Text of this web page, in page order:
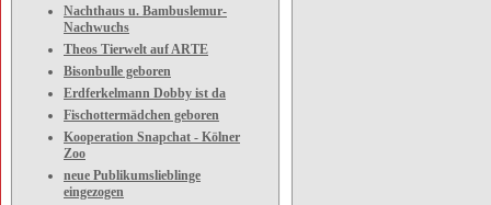
Nachthaus u. Bambuslemur-
Nachwuchs
Theos Tierwelt auf ARTE
Bisonbulle geboren
Erdferkelmann Dobby ist da
Fischottermädchen geboren
Kooperation Snapchat - Kölner
Zoo
neue Publikumslieblinge
eingezogen